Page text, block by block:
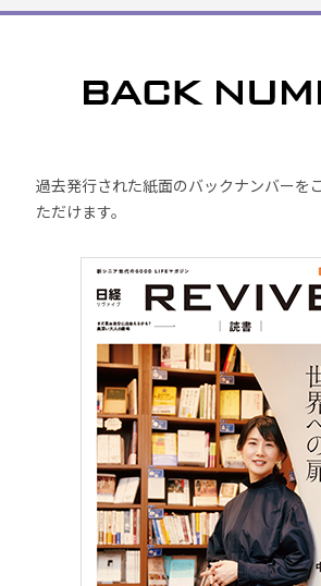
過去発行された紙面のバックナンバーを
ただけます。